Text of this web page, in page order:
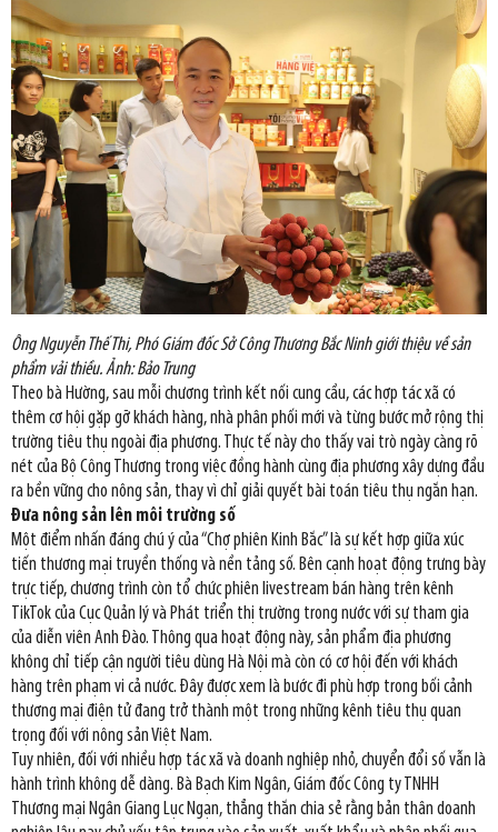
Ông Nguyễn Thế Thi, Phó Giám đốc Sở Công Thương Bắc Ninh giới thiệu về sản
phẩm vải thiều. Ảnh: Bảo Trung
Theo bà Hường, sau mỗi chương trình kết nối cung cầu, các hợp tác xã có
thêm cơ hội gặp gỡ khách hàng, nhà phân phối mới và từng bước mở rộng thị
trường tiêu thụ ngoài địa phương. Thực tế này cho thấy vai trò ngày càng rõ
nét của Bộ Công Thương trong việc đồng hành cùng địa phương xây dựng đầu
ra bền vững cho nông sản, thay vì chỉ giải quyết bài toán tiêu thụ ngắn hạn.
Đưa nông sản lên môi trường số
Một điểm nhấn đáng chú ý của “Chợ phiên Kinh Bắc” là sự kết hợp giữa xúc
tiến thương mại truyền thống và nền tảng số. Bên cạnh hoạt động trưng bày
trực tiếp, chương trình còn tổ chức phiên livestream bán hàng trên kênh
TikTok của Cục Quản lý và Phát triển thị trường trong nước với sự tham gia
của diễn viên Anh Đào. Thông qua hoạt động này, sản phẩm địa phương
không chỉ tiếp cận người tiêu dùng Hà Nội mà còn có cơ hội đến với khách
hàng trên phạm vi cả nước. Đây được xem là bước đi phù hợp trong bối cảnh
thương mại điện tử đang trở thành một trong những kênh tiêu thụ quan
trọng đối với nông sản Việt Nam.
Tuy nhiên, đối với nhiều hợp tác xã và doanh nghiệp nhỏ, chuyển đổi số vẫn là
hành trình không dễ dàng. Bà Bạch Kim Ngân, Giám đốc Công ty TNHH
Thương mại Ngân Giang Lục Ngạn, thẳng thắn chia sẻ rằng bản thân doanh